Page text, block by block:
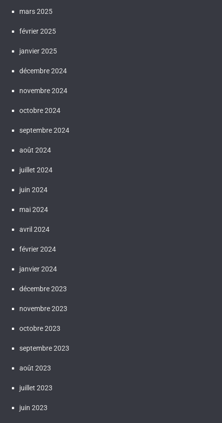
mars 2025
février 2025
janvier 2025
décembre 2024
novembre 2024
octobre 2024
septembre 2024
août 2024
juillet 2024
juin 2024
mai 2024
avril 2024
février 2024
janvier 2024
décembre 2023
novembre 2023
octobre 2023
septembre 2023
août 2023
juillet 2023
juin 2023